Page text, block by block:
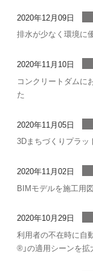
2020年12月09日
排水が少なく環境に
2020年11月10日
コンクリートダムに
た
2020年11月05日
3Dまちづくりプラッ
2020年11月02日
BIMモデルを施工用
2020年10月29日
利用者の不在時に自
®」の適用シーンを拡